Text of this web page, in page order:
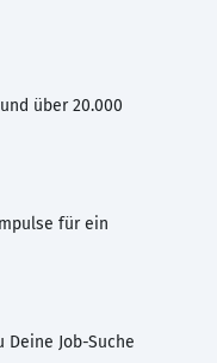
über 20.000
für ein
Job-Suche